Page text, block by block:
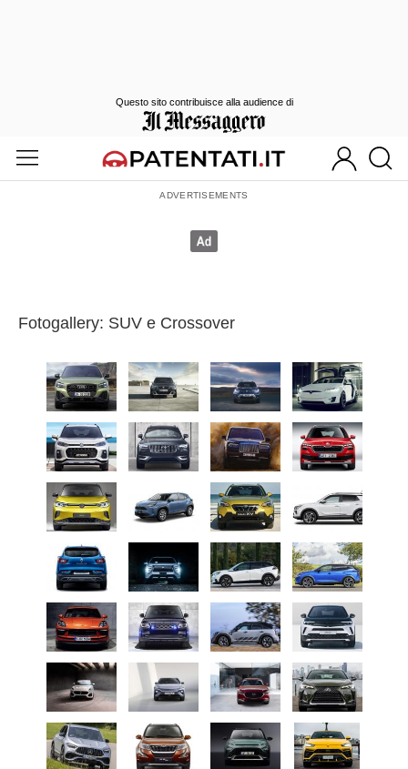
Fotogallery: SUV e Crossover
Questo sito contribuisce alla audience di